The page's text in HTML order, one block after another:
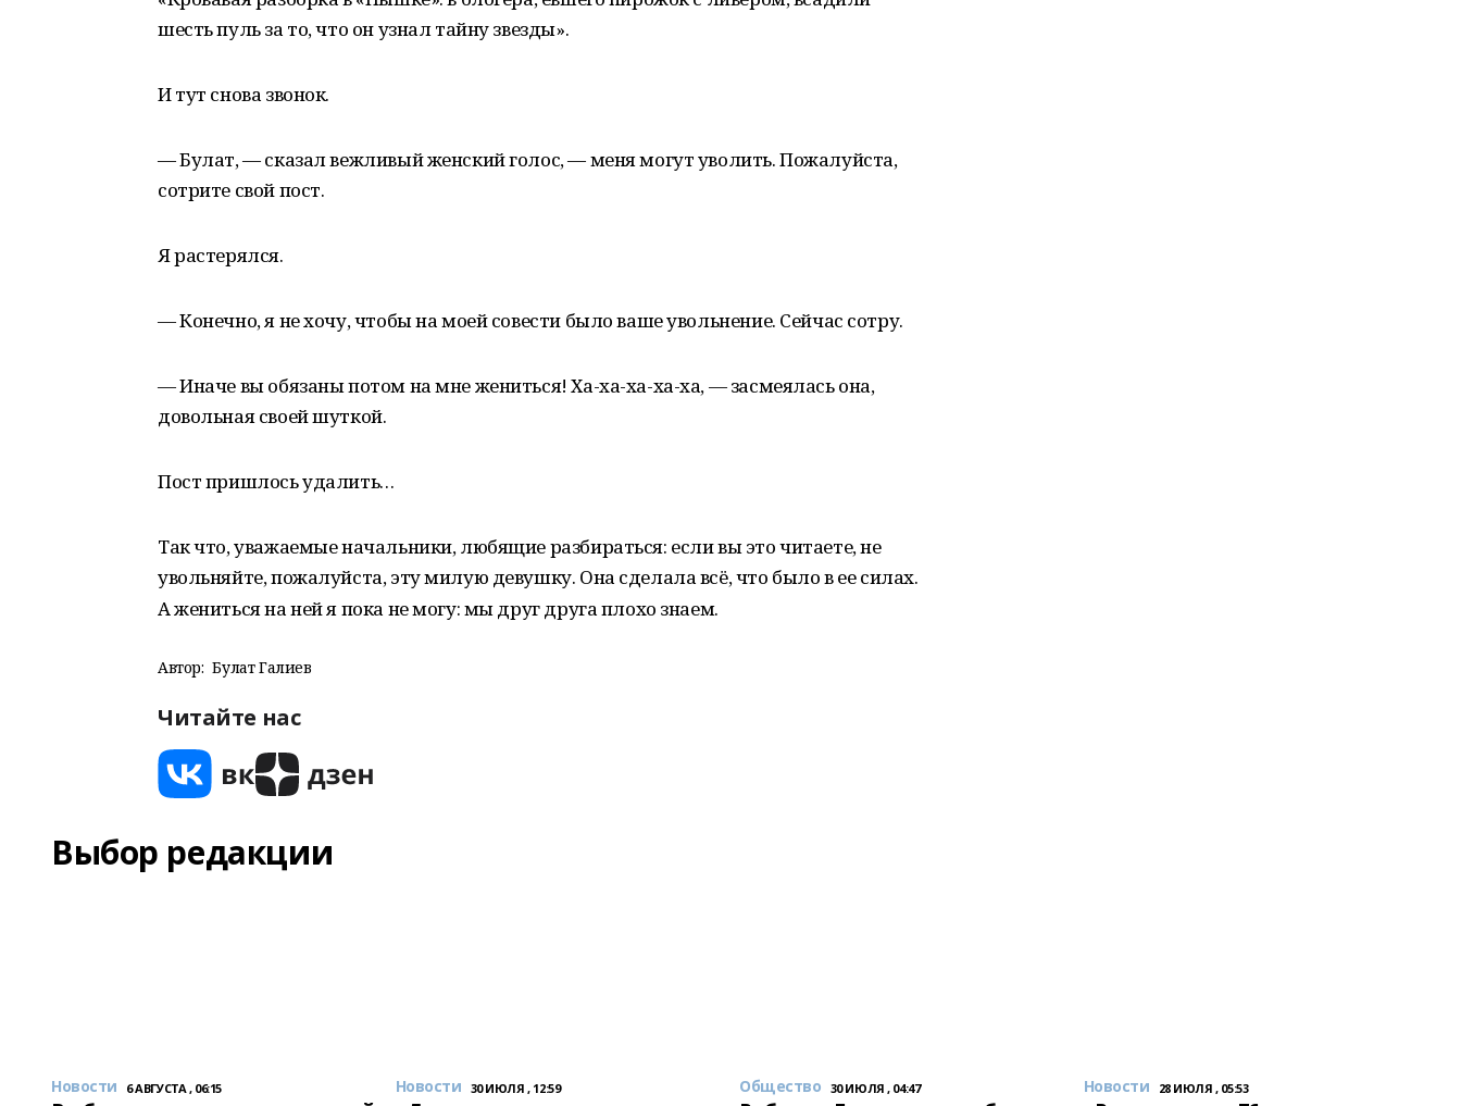
шесть пуль за то, что он узнал тайну звезды».
И тут снова звонок.
— Булат, — сказал вежливый женский голос, — меня могут уволить. Пожалуйста,
сотрите свой пост.
Я растерялся.
— Конечно, я не хочу, чтобы на моей совести было ваше увольнение. Сейчас сотру.
— Иначе вы обязаны потом на мне жениться! Ха-ха-ха-ха-ха, — засмеялась она,
довольная своей шуткой.
Пост пришлось удалить…
Так что, уважаемые начальники, любящие разбираться: если вы это читаете, не
увольняйте, пожалуйста, эту милую девушку. Она сделала всё, что было в ее силах.
А жениться на ней я пока не могу: мы друг друга плохо знаем.
Автор: Булат Галиев
Читайте нас
Выбор редакции
Новости 6 АВГУСТА , 06:15 Новости 30 ИЮЛЯ , 12:59 Общество 30 ИЮЛЯ , 04:47 Новости 28 ИЮЛЯ , 05:53